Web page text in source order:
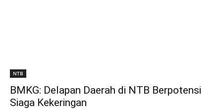
NTB
BMKG: Delapan Daerah di NTB Berpotensi
Siaga Kekeringan